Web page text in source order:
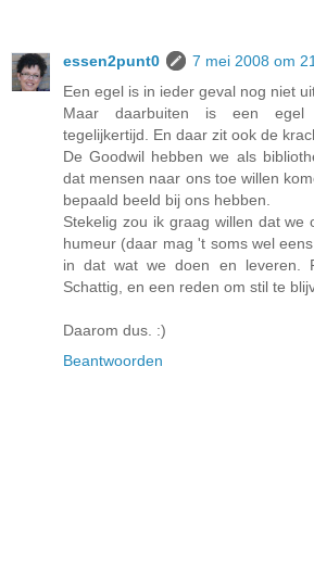
essen2punt0
7 mei 2008 om
Een egel is in ieder geval nog niet
Maar daarbuiten is een egel
tegelijkertijd. En daar zit ook de
De Goodwil hebben we als
dat mensen naar ons toe willen
bepaald beeld bij ons hebben.
Stekelig zou ik graag willen dat we
humeur (daar mag 't soms wel
in dat wat we doen en leveren.
Schattig, en een reden om stil te
Daarom dus. :)
Beantwoorden